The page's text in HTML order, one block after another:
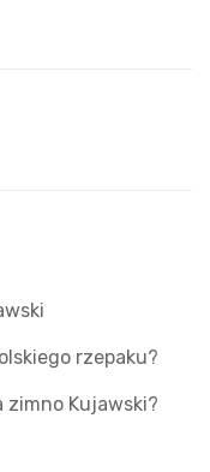
rzepaku?
zimno Kujawski?